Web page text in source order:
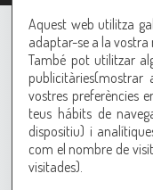
Aquest web utilitza
adaptar-se a la vostra
També pot utilitzar
vostres preferències
teus hábits de
dispositiu) i
com el nombre de
visitades).
Tot per la brasa
d'una
amb
nostres productes!